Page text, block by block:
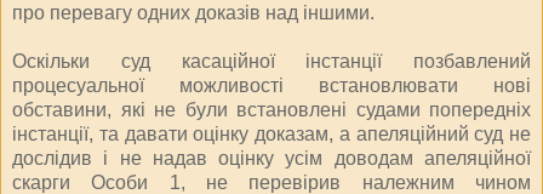
про перевагу одних доказів над іншими.
Оскільки суд касаційної інстанції позбавлений
процесуальної можливості встановлювати нові
обставини, які не були встановлені судами попередніх
інстанції, та давати оцінку доказам, а апеляційний суд не
дослідив і не надав оцінку усім доводам апеляційної
скарги Особи 1, не перевірив належним чином